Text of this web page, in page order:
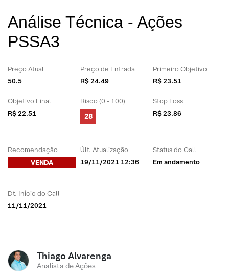
Análise Técnica - Ações
PSSA3
Preço Atual
50.5
Preço de Entrada
R$ 24.49
Primeiro Objetivo
R$ 23.51
Objetivo Final
R$ 22.51
Risco (0 - 100)
28
Stop Loss
R$ 23.86
Recomendação
VENDA
Últ. Atualização
19/11/2021 12:36
Status do Call
Em andamento
Dt. Início do Call
11/11/2021
Thiago Alvarenga
Analista de Ações